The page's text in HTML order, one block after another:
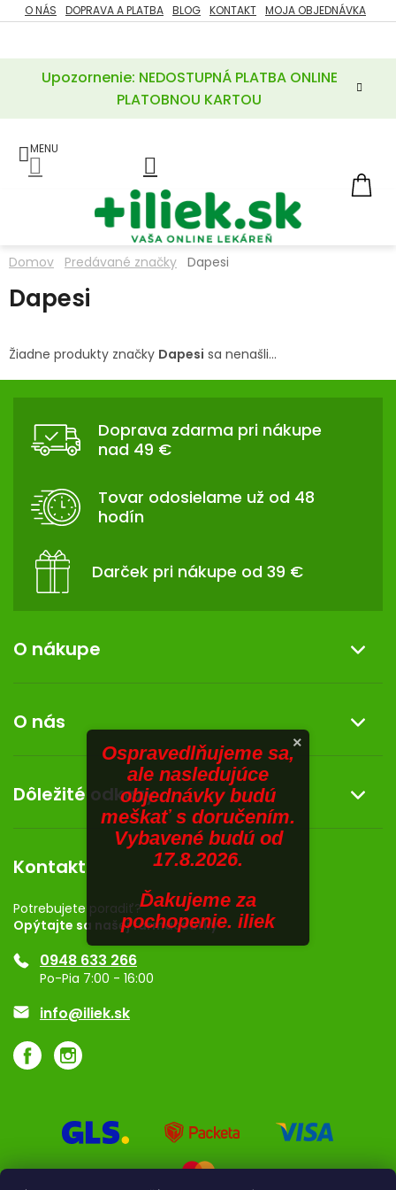
Prejsť
na
Upozornenie: NEDOSTUPNÁ PLATBA ONLINE
PLATOBNOU KARTOU
O NÁS DOPRAVA A PLATBA BLOG KONTAKT MOJA OBJEDNÁVKA
ZĽAVY
POTREBY
A
LIEKY
A
MINERÁLY
KOZMETIKA
TRÁVENIE
EROTIKA
BOLESŤ
DERMATOLÓGIA
DENTÁLNA
HYGIENA
ZDRAVOTNÍCKE
PRÍRODNÉ
LIEKY
ZNAČKY
Prihlásenie
Domov Predávané značky Dapesi
Dapesi
Žiadne produkty značky Dapesi sa nenašli...
Doprava zdarma pri nákupe
nad 49 €
Tovar odosielame už od 48
hodín
Darček pri nákupe od 39 €
O nákupe
Reklamácia a vrátenie tovaru
Doprava a platba
Darček k nákupu
Obchodné podmienky
O nás
Kontakt
Dermocentrum
Dôležité odkazy
Rozhodnutie na prevádzku
Registrácia
Ponuka pre firmy
Značky
Kontakt
Potrebujete poradiť?
Opýtajte sa našej farmaceutky
0948 633 266
Po-Pia 7:00 - 16:00
info@iliek.sk
×
Ospravedlňujeme sa,
ale nasledujúce
objednávky budú
meškať s doručením.
Vybavené budú od
17.8.2026.
Ďakujeme za
pochopenie. iliek